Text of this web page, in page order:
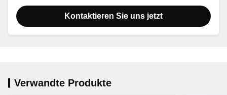
Kontaktieren Sie uns jetzt
Verwandte Produkte